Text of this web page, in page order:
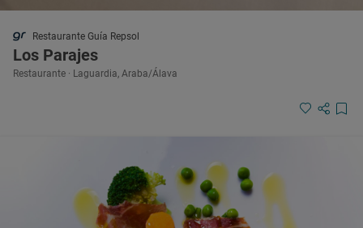
Restaurante Guía Repsol
Los Parajes
Restaurante · Laguardia, Araba/Álava